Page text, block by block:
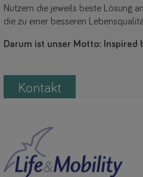
Nutzern die jeweils beste Lösung
die zu einer besseren
Darum ist unser Motto: Inspired
Kontakt